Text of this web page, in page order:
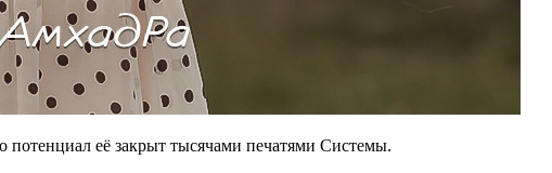
потенциал её закрыт тысячами печатями Системы.